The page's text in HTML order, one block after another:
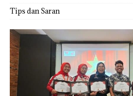
Tips dan Saran